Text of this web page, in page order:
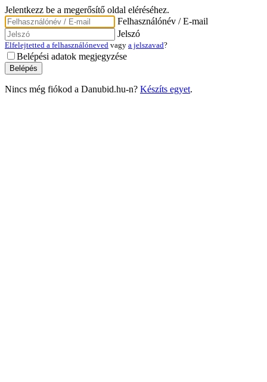
Jelentkezz be a megerősítő oldal eléréséhez.
Felhasználónév / E-mail
Jelszó
Elfelejtetted a felhasználóneved vagy a jelszavad?
Belépési adatok megjegyzése
Nincs még fiókod a Danubid.hu-n? Készíts egyet.